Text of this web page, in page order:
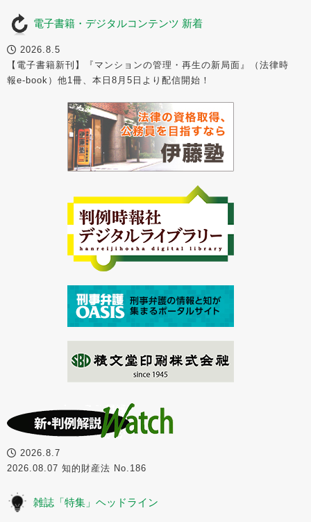
電子書籍・デジタルコンテンツ 新着
2026.8.5
【電子書籍新刊】『マンションの管理・再生の新局面』（法律時
報e-book）他1冊、本日8月5日より配信開始！
2026.8.7
2026.08.07 知的財産法 No.186
雑誌「特集」ヘッドライン